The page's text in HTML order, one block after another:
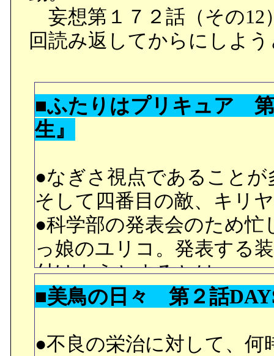
慣熟飛行に明け暮れなが
合っていた。
を認めて貰えそうになる
●さり気なく、タナベが
ていたハンドグリップ（
り、ナマコを宇宙から持
い描写がナイス。
●ゴローの親父さん、ハ
います。あれで、親子の
つもりなんでしょうか？
■ＯＰ
妄想第１７２話（その12
回読み返してからにしよ
■ふたりはプリキュア
生』
●なぎさ視点であること
そして四番目の敵、キリ
●科学部の発表会のため
っ娘のユリコ。発表する
付けようとするとは……
く、恋心まで抱いている
し（←ベタすぎ）。
■美鳥の日々 第２話
●不良の栄治に対して、